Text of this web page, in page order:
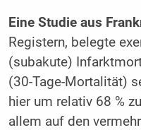
Eine Studie aus
Registern, belegte
(subakute)
(30-Tage-Mortalität)
hier um relativ 68 %
allem auf den